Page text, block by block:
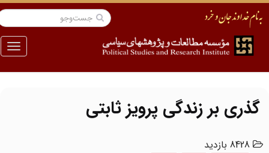
منو
گذری بر زندگی پرویز ثابتی
8428 بازدید